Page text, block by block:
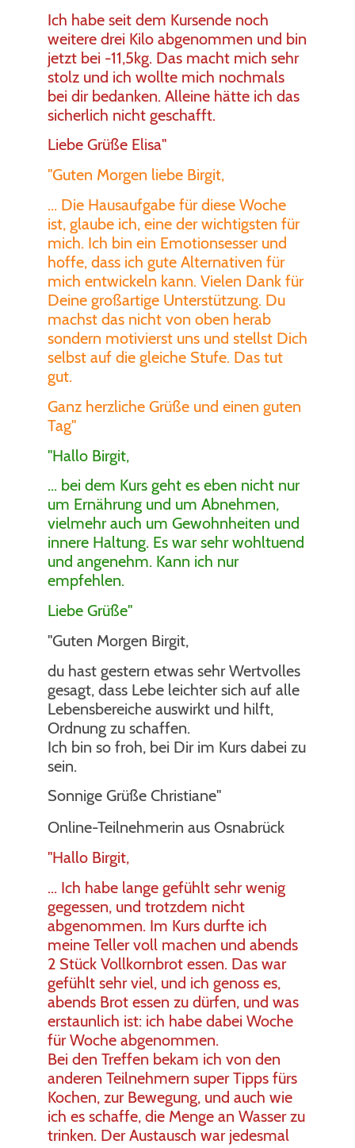
Ich habe seit dem Kursende noch
weitere drei Kilo abgenommen und bin
jetzt bei -11,5kg. Das macht mich sehr
stolz und ich wollte mich nochmals
bei dir bedanken. Alleine hätte ich das
sicherlich nicht geschafft.
Liebe Grüße Elisa"
"Guten Morgen liebe Birgit,
... Die Hausaufgabe für diese Woche
ist, glaube ich, eine der wichtigsten für
mich. Ich bin ein Emotionsesser und
hoffe, dass ich gute Alternativen für
mich entwickeln kann. Vielen Dank für
Deine großartige Unterstützung. Du
machst das nicht von oben herab
sondern motivierst uns und stellst Dich
selbst auf die gleiche Stufe. Das tut
gut.
Ganz herzliche Grüße und einen guten
Tag"
"Hallo Birgit,
... bei dem Kurs geht es eben nicht nur
um Ernährung und um Abnehmen,
vielmehr auch um Gewohnheiten und
innere Haltung. Es war sehr wohltuend
und angenehm. Kann ich nur
empfehlen.
Liebe Grüße"
"Guten Morgen Birgit,
du hast gestern etwas sehr Wertvolles
gesagt, dass Lebe leichter sich auf alle
Lebensbereiche auswirkt und hilft,
Ordnung zu schaffen.
Ich bin so froh, bei Dir im Kurs dabei zu
sein.
Sonnige Grüße Christiane"
Online-Teilnehmerin aus Osnabrück
"Hallo Birgit,
... Ich habe lange gefühlt sehr wenig
gegessen, und trotzdem nicht
abgenommen. Im Kurs durfte ich
meine Teller voll machen und abends
2 Stück Vollkornbrot essen. Das war
gefühlt sehr viel, und ich genoss es,
abends Brot essen zu dürfen, und was
erstaunlich ist: ich habe dabei Woche
für Woche abgenommen.
Bei den Treffen bekam ich von den
anderen Teilnehmern super Tipps fürs
Kochen, zur Bewegung, und auch wie
ich es schaffe, die Menge an Wasser zu
trinken. Der Austausch war jedesmal